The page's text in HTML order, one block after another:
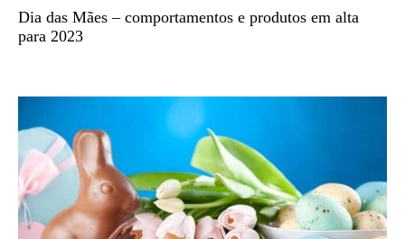
Dia das Mães – comportamentos e produtos em alta
para 2023